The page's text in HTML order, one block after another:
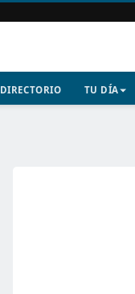
DIRECTORIO TU DÍA